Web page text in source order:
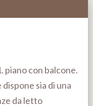
piano con balcone.
dispone sia di una
da letto